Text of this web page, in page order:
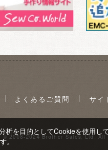
よくあるご質問 サイ
© 2008-2024 Brother Sales, Ltd. All
を目的としてCookieを使用して
。